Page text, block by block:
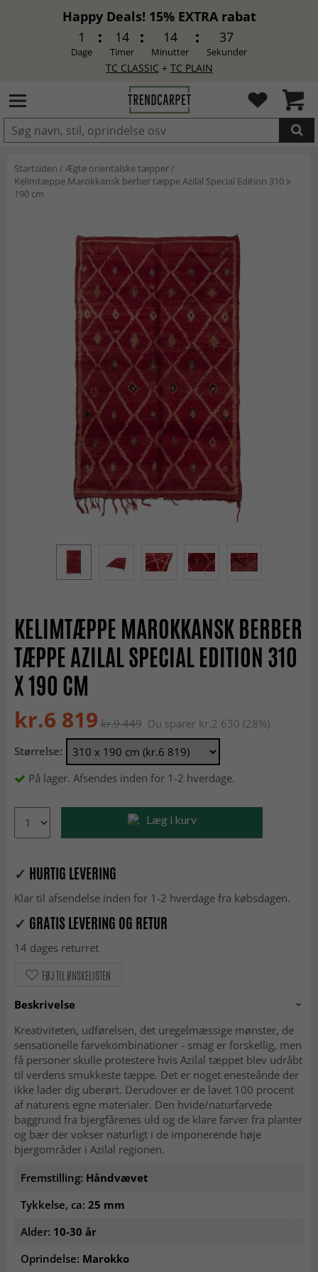
Happy Deals! 15% EXTRA rabat
1
Dage
14
Timer
14
Minutter
36
Sekunder
TC CLASSIC + TC PLAIN
LAGT I INDKØBSKURVEN.
Startsiden /Ægte orientalske tæpper/
Kelimtæppe Marokkansk berber tæppe Azilal Special Edition 310 x
190 cm
KELIMTÆPPE MAROKKANSK BERBER
TÆPPE AZILAL SPECIAL EDITION 310
X 190 CM
kr.6 819 kr.9 449 Du sparer kr.2 630 (28%)
Størrelse:
På lager. Afsendes inden for 1-2 hverdage.
Læg i kurv
✓ HURTIG LEVERING
Klar til afsendelse inden for 1-2 hverdage fra købsdagen.
✓ GRATIS LEVERING OG RETUR
14 dages returret
FØJ TIL ØNSKELISTEN
Beskrivelse
Kreativiteten, udførelsen, det uregelmæssige mønster, de
sensationelle farvekombinationer - smag er forskellig, men
få personer skulle protestere hvis Azilal tæppet blev udråbt
til verdens smukkeste tæppe. Det er noget enesteånde der
ikke lader dig uberørt. Derudover er de lavet 100 procent
af naturens egne materialer. Den hvide/naturfarvede
baggrund fra bjergfårenes uld og de klare farver fra planter
og bær der vokser naturligt i de imponerende høje
bjergområder i Azilal regionen.
Fremstilling: Håndvævet
Tykkelse, ca: 25 mm
Alder: 10-30 år
Oprindelse: Marokko